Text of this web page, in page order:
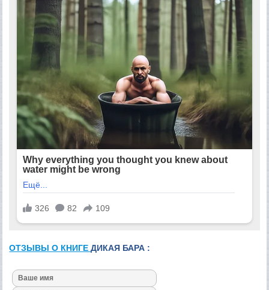
ОТЗЫВЫ О КНИГЕДИКАЯ БАРА :